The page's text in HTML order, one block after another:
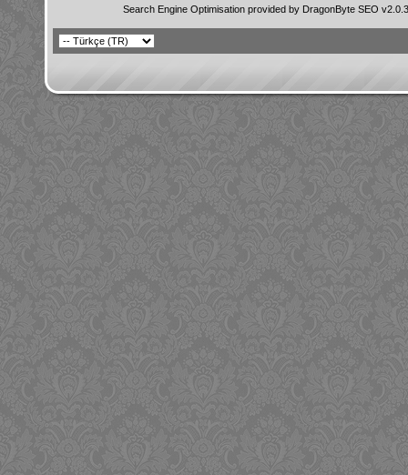
Search Engine Optimisation provided by DragonByte SEO